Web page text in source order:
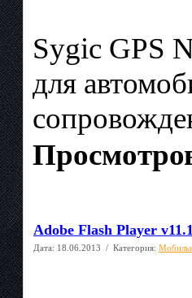
Sygic GPS
для
Adobe Flash Player
Дата: 18.06.2013 / Категория: